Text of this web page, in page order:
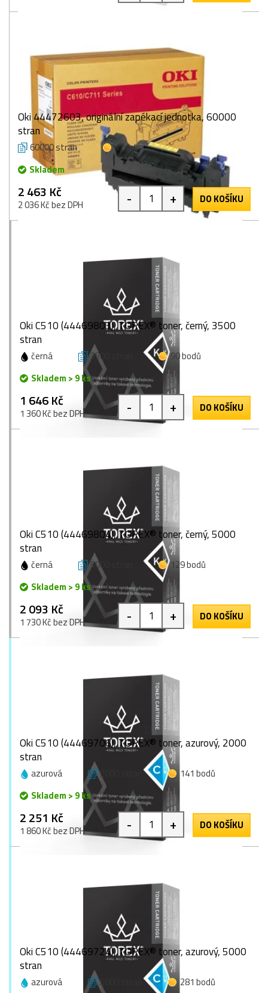
Oki 44472603, originální zapékací jednotka, 60000
stran
60000 stran
1 bod
Skladem
2 463 Kč
2 036 Kč bez DPH - + DO KOŠÍKU
Oki C510 (44469803), TOREX® toner, černý, 3500
stran
černá 3500 stran
90 bodů
Skladem > 9 ks
1 646 Kč
1 360 Kč bez DPH - + DO KOŠÍKU
Oki C510 (44469804), TOREX® toner, černý, 5000
stran
černá 5000 stran
129 bodů
Skladem > 9 ks
2 093 Kč
1 730 Kč bez DPH - + DO KOŠÍKU
Oki C510 (44469706), TOREX® toner, azurový, 2000
stran
azurová 2000 stran
141 bodů
Skladem > 9 ks
2 251 Kč
1 860 Kč bez DPH - + DO KOŠÍKU
Oki C510 (44469724), TOREX® toner, azurový, 5000
stran
azurová 5000 stran 281 bodů